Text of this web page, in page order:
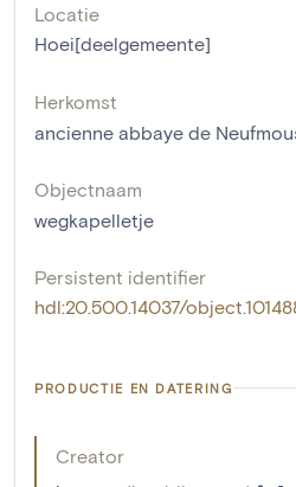
Locatie
Hoei[deelgemeente]
Herkomst
ancienne abbaye de
Objectnaam
wegkapelletje
Persistent identifier
hdl:20.500.14037/
PRODUCTIE EN DATERING
Creator